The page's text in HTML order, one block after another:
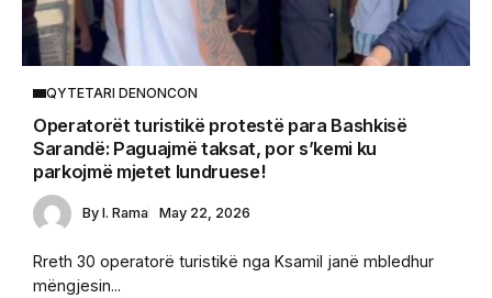
QYTETARI DENONCON
Operatorët turistikë protestë para Bashkisë
Sarandë: Paguajmë taksat, por s’kemi ku
parkojmë mjetet lundruese!
By I. Rama May 22, 2026
Rreth 30 operatorë turistikë nga Ksamil janë mbledhur
mëngjesin...